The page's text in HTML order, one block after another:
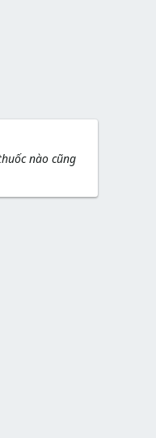
nào cũng